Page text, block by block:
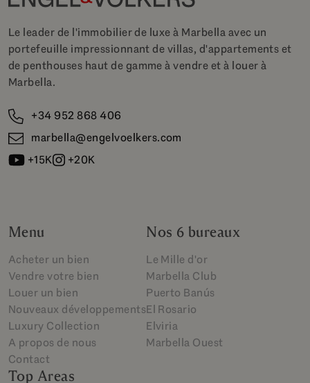
Le leader de l'immobilier de luxe à Marbella avec un
portefeuille impressionnant de villas, d'appartements et
de penthouses haut de gamme à vendre et à louer à
Marbella.
+34 952 868 406
marbella@engelvoelkers.com
+15K
+20K
Menu
Acheter un bien
Vendre votre bien
Louer un bien
Nouveaux développements
Luxury Collection
A propos de nous
Contact
Nos 6 bureaux
Le Mille d'or
Marbella Club
Puerto Banús
El Rosario
Elviria
Marbella Ouest
Top Areas